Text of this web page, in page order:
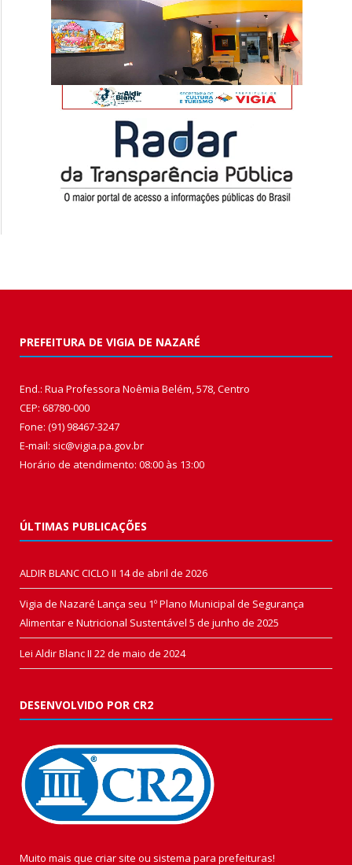
PREFEITURA DE VIGIA DE NAZARÉ
End.: Rua Professora Noêmia Belém, 578, Centro
CEP: 68780-000
Fone: (91) 98467-3247
E-mail: sic@vigia.pa.gov.br
Horário de atendimento: 08:00 às 13:00
ÚLTIMAS PUBLICAÇÕES
ALDIR BLANC CICLO II 14 de abril de 2026
Vigia de Nazaré Lança seu 1º Plano Municipal de Segurança
Alimentar e Nutricional Sustentável 5 de junho de 2025
Lei Aldir Blanc II 22 de maio de 2024
DESENVOLVIDO POR CR2
Muito mais que criar site ou sistema para prefeituras!